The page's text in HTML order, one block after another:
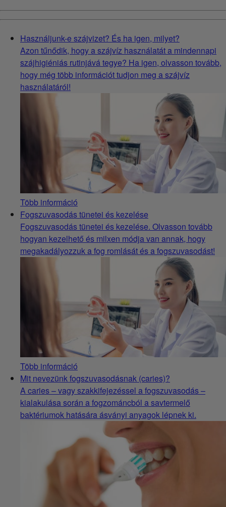
Használjunk-e szájvizet? És ha igen, milyet?
Azon tűnődik, hogy a szájvíz használatát a mindennapi
szájhigiéniás rutinjává tegye? Ha igen, olvasson tovább,
hogy még több információt tudjon meg a szájvíz
használatáról!
Több információ
Fogszuvasodás tünetei és kezelése
Fogszuvasodás tünetei és kezelése. Olvasson tovább
hogyan kezelhető és milxen módja van annak, hogy
megakadályozzuk a fog romlását és a fogszuvasodást!
Több információ
Mit nevezünk fogszuvasodásnak (caries)?
A caries – vagy szakkifejezéssel a fogszuvasodás –
kialakulása során a fogzománcból a savtermelő
baktériumok hatására ásványi anyagok lépnek ki.